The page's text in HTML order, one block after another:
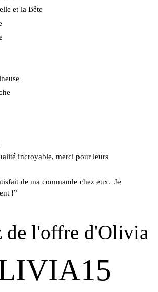
et la Bête
incroyable, merci pour leurs
de ma commande chez eux. Je
!”
de l'offre d'Olivia